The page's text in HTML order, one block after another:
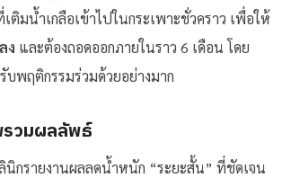
ติมน้ำเกลือเข้าไปในกระเพาะชั่วคราว เพื่อให้
ง และต้องถอดออกภายในราว 6 เดือน โดย
พฤติกรรมร่วมด้วยอย่างมาก
รวมผลลัพธ์
นิกรายงานผลลดน้ำหนัก “ระยะสั้น” ที่ชัดเจน